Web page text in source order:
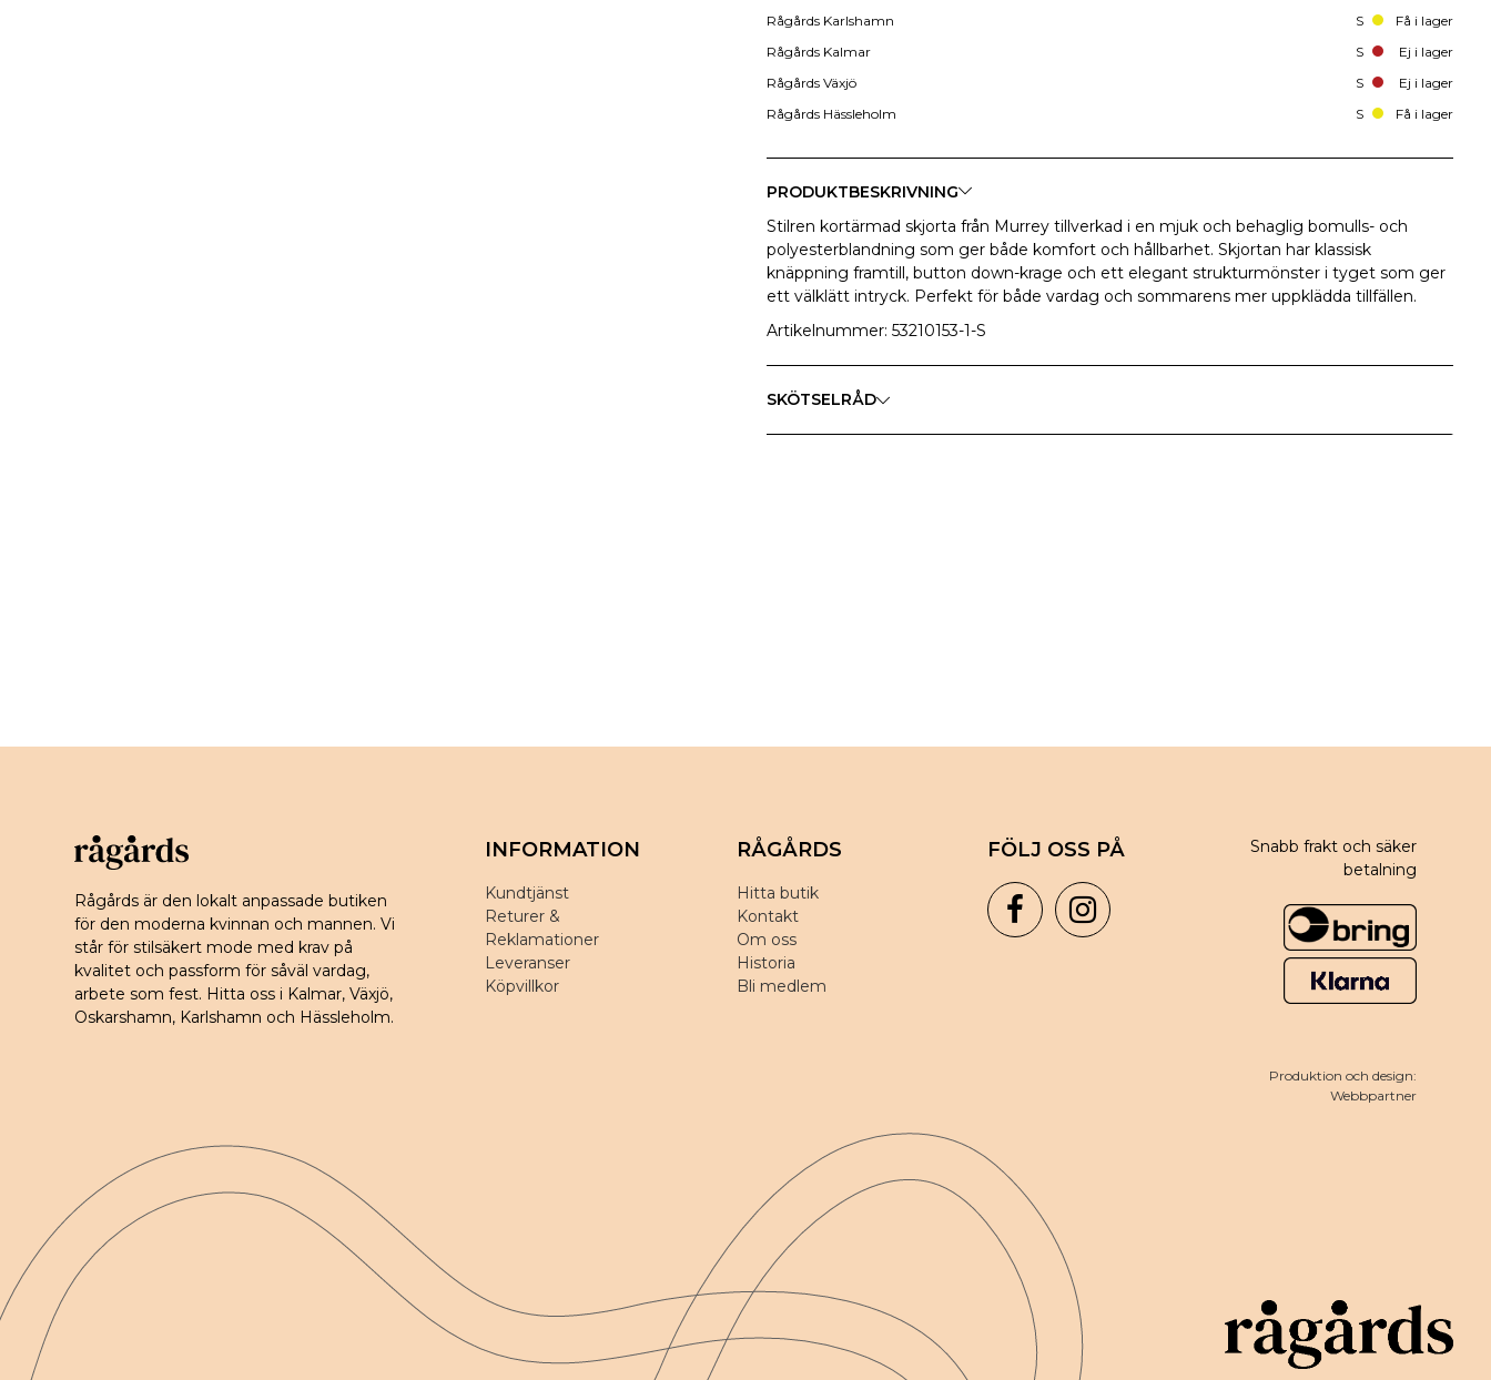
Rågårds Karlshamn
S
Få i lager
Rågårds Kalmar
S
Ej i lager
Rågårds Växjö
S
Ej i lager
Rågårds Hässleholm
S Få i lager
PRODUKTBESKRIVNING
Stilren kortärmad skjorta från Murrey tillverkad i en mjuk och behaglig bomulls- och
polyesterblandning som ger både komfort och hållbarhet. Skjortan har klassisk
knäppning framtill, button down-krage och ett elegant strukturmönster i tyget som ger
ett välklätt intryck. Perfekt för både vardag och sommarens mer uppklädda tillfällen.
Artikelnummer: 53210153-1-S
SKÖTSELRÅD
Rågårds är den lokalt anpassade butiken
för den moderna kvinnan och mannen. Vi
står för stilsäkert mode med krav på
kvalitet och passform för såväl vardag,
arbete som fest. Hitta oss i Kalmar, Växjö,
Oskarshamn, Karlshamn och Hässleholm.
INFORMATION
Kundtjänst
Returer &
Reklamationer
Leveranser
Köpvillkor
RÅGÅRDS
Hitta butik
Kontakt
Om oss
Historia
Bli medlem
FÖLJ OSS PÅ
Snabb frakt och säker
betalning
Produktion och design:
Webbpartner